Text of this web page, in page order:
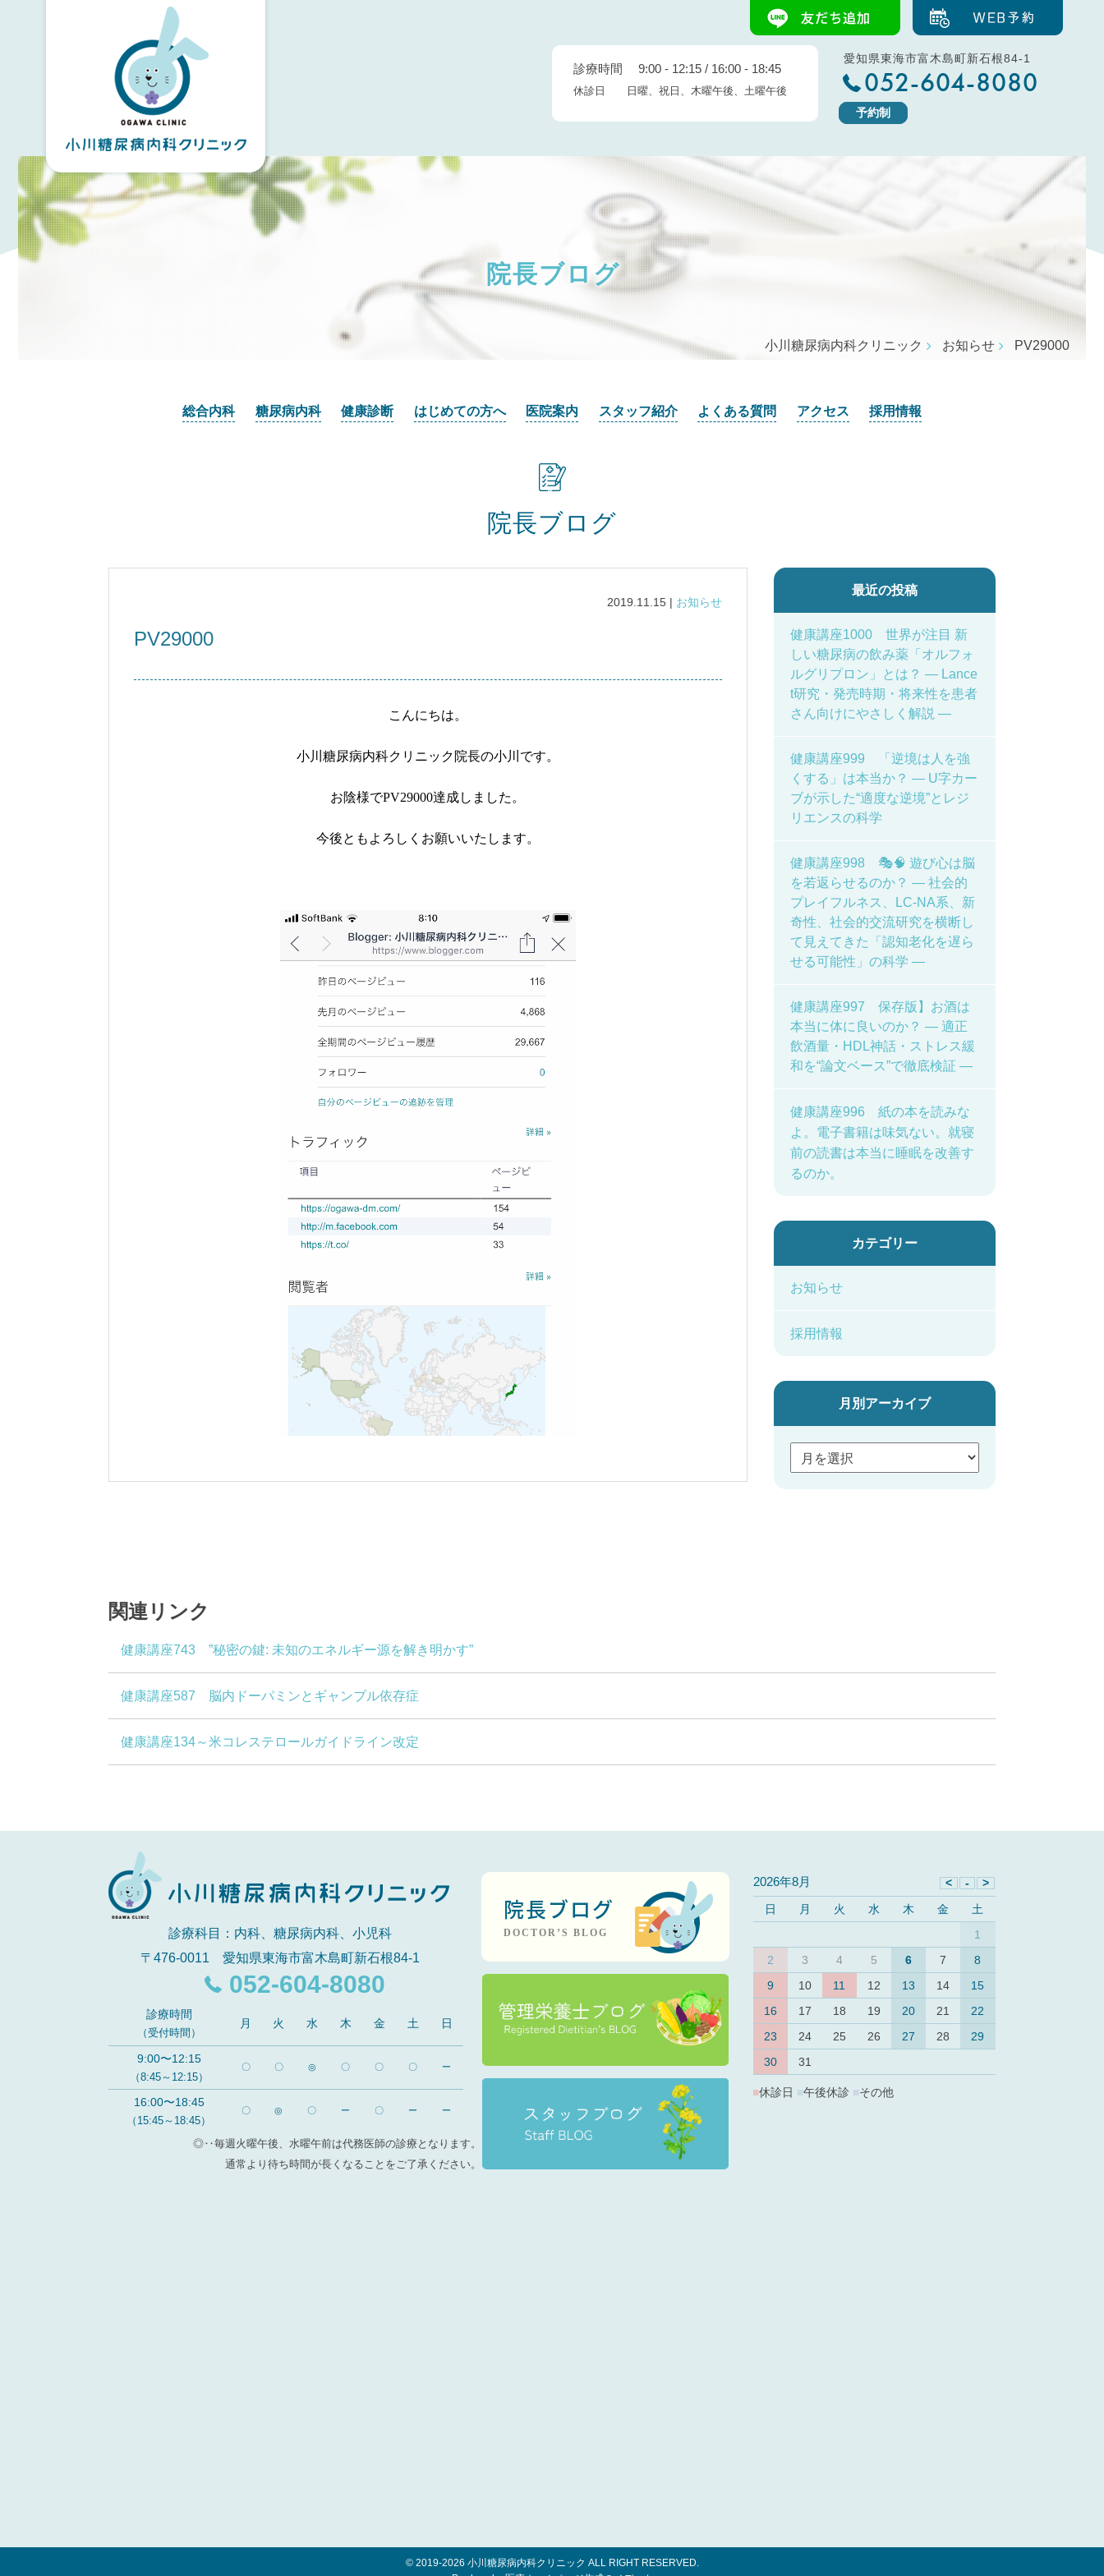
診療時間 9:00 - 12:15 / 16:00 - 18:45
休診日 日曜、祝日、木曜午後、土曜午後
愛知県東海市富木島町新石根84-1
052-604-8080
予約制
院長ブログ
小川糖尿病内科クリニック お知らせ PV29000
総合内科 糖尿病内科 健康診断 はじめての方へ 医院案内 スタッフ紹介 よくある質問 アクセス 採用情報
院長ブログ
2019.11.15 | お知らせ
PV29000
こんにちは。
小川糖尿病内科クリニック院長の小川です。
お陰様でPV29000達成しました。
今後ともよろしくお願いいたします。
最近の投稿
健康講座1000 世界が注目 新
しい糖尿病の飲み薬「オルフォ
ルグリプロン」とは？ ― Lance
t研究・発売時期・将来性を患者
さん向けにやさしく解説 ―
健康講座999 「逆境は人を強
くする」は本当か？ ― U字カー
ブが示した“適度な逆境”とレジ
リエンスの科学
健康講座998 🎭🧠 遊び心は脳
を若返らせるのか？ ― 社会的
プレイフルネス、LC-NA系、新
奇性、社会的交流研究を横断し
て見えてきた「認知老化を遅ら
せる可能性」の科学 ―
健康講座997 保存版】お酒は
本当に体に良いのか？ ― 適正
飲酒量・HDL神話・ストレス緩
和を“論文ベース”で徹底検証 ―
健康講座996 紙の本を読みな
よ。電子書籍は味気ない。就寝
前の読書は本当に睡眠を改善す
るのか。
カテゴリー
お知らせ
採用情報
月別アーカイブ
関連リンク
健康講座743 ”秘密の鍵: 未知のエネルギー源を解き明かす”
健康講座587 脳内ドーパミンとギャンブル依存症
健康講座134～米コレステロールガイドライン改定
診療科目：内科、糖尿病内科、小児科
〒476-0011 愛知県東海市富木島町新石根84-1
052-604-8080
診療時間
（受付時間）
月 火 水 木 金 土 日
9:00〜12:15
（8:45～12:15）
〇 〇 ◎ 〇 〇 〇 ー
16:00〜18:45
（15:45～18:45）
〇 ◎ 〇 ー 〇 ー ー
◎‥毎週火曜午後、水曜午前は代務医師の診療となります。
通常より待ち時間が長くなることをご了承ください。
院長ブログ
DOCTOR’S BLOG
2026年8月
日 月 火 水 木 金
土
1
2
3 4 5 6 7
8
9
10 11 12 13 14
15
16
17 18 19 20 21
22
23
24 25 26 27 28
29
30
31
■休診日 ■午後休診 その他
© 2019-2026 小川糖尿病内科クリニック ALL RIGHT RESERVED.